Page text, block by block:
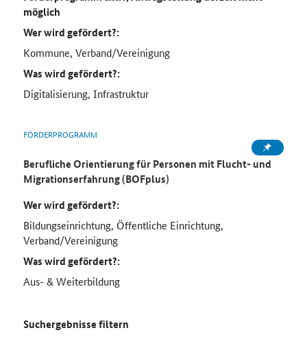
möglich
Wer wird gefördert?:
Kommune, Verband/Vereinigung
Was wird gefördert?:
Digitalisierung, Infrastruktur
FÖRDERPROGRAMM
Berufliche Orientierung für Personen mit Flucht- und
Migrationserfahrung (BOFplus)
Wer wird gefördert?:
Bildungseinrichtung, Öffentliche Einrichtung,
Verband/Vereinigung
Was wird gefördert?:
Aus- & Weiterbildung
Suchergebnisse filtern